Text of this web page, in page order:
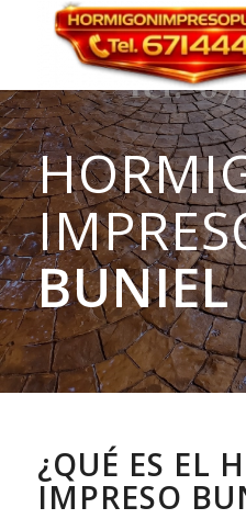
BUNIEL
¿QUÉ ES EL
IMPRESO